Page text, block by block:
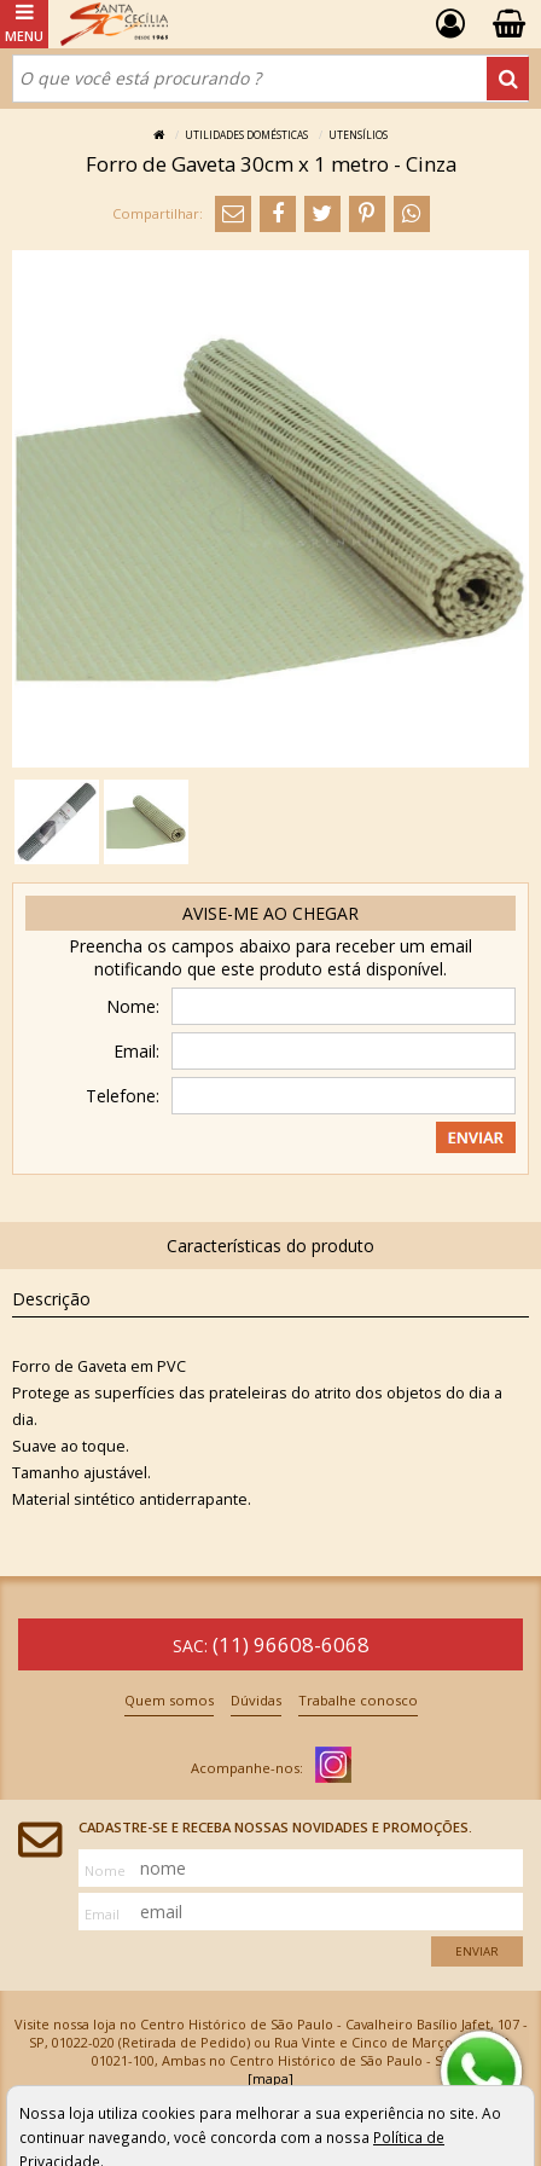
UTILIDADES DOMÉSTICAS UTENSÍLIOS
Forro de Gaveta 30cm x 1 metro - Cinza
AVISE-ME AO CHEGAR
Preencha os campos abaixo para receber um email
notificando que este produto está disponível.
Nome:
Email:
Telefone:
Descrição
Forro de Gaveta em PVC
Protege as superfícies das prateleiras do atrito dos objetos do dia a
dia.
Suave ao toque.
Tamanho ajustável.
Material sintético antiderrapante.
SAC: (11) 96608-6068
Quem somos Dúvidas Trabalhe conosco
CADASTRE-SE E RECEBA NOSSAS NOVIDADES E PROMOÇÕES.
Nome
Email
ENVIAR
Visite nossa loja no Centro Histórico de São Paulo - Cavalheiro Basílio Jafet, 107 -
SP, 01022-020 (Retirada de Pedido) ou Rua Vinte e Cinco de Março, 576 - SP,
01021-100, Ambas no Centro Histórico de São Paulo - SP
[mapa]
Armarinhos Santa Cecília Ltda | CNPJ: 61.069.639/0001-18
Os preços e as condições de pagamento apresentadas na loja virtual não valem para nossa loja física e
podem sofrer alterações sem aviso prévio. Vendas com cartão de crédito sujeitas a análise e
confirmação de dados.
Nossa loja utiliza cookies para melhorar a sua experiência no site. Ao
continuar navegando, você concorda com a nossa Política de
Privacidade.